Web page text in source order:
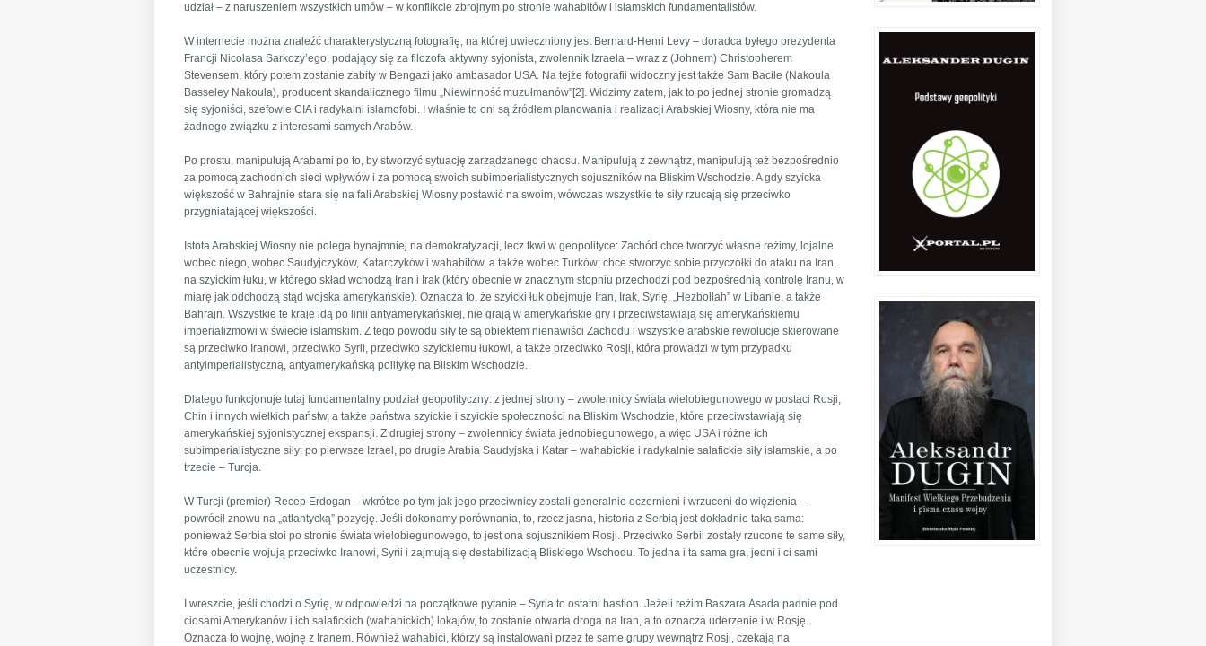
udział – z naruszeniem wszystkich umów – w konflikcie zbrojnym po stronie wahabitów i islamskich fundamentalistów.
W internecie można znaleźć charakterystyczną fotografię, na której uwieczniony jest Bernard-Henri Levy – doradca byłego prezydenta
Francji Nicolasa Sarkozy’ego, podający się za filozofa aktywny syjonista, zwolennik Izraela – wraz z (Johnem) Christopherem
Stevensem, który potem zostanie zabity w Bengazi jako ambasador USA. Na tejże fotografii widoczny jest także Sam Bacile (Nakoula
Basseley Nakoula), producent skandalicznego filmu „Niewinność muzułmanów”[2]. Widzimy zatem, jak to po jednej stronie gromadzą
się syjoniści, szefowie CIA i radykalni islamofobi. I właśnie to oni są źródłem planowania i realizacji Arabskiej Wiosny, która nie ma
żadnego związku z interesami samych Arabów.
Po prostu, manipulują Arabami po to, by stworzyć sytuację zarządzanego chaosu. Manipulują z zewnątrz, manipulują też bezpośrednio
za pomocą zachodnich sieci wpływów i za pomocą swoich subimperialistycznych sojuszników na Bliskim Wschodzie. A gdy szyicka
większość w Bahrajnie stara się na fali Arabskiej Wiosny postawić na swoim, wówczas wszystkie te siły rzucają się przeciwko
przygniatającej większości.
Istota Arabskiej Wiosny nie polega bynajmniej na demokratyzacji, lecz tkwi w geopolityce: Zachód chce tworzyć własne reżimy, lojalne
wobec niego, wobec Saudyjczyków, Katarczyków i wahabitów, a także wobec Turków; chce stworzyć sobie przyczółki do ataku na Iran,
na szyickim łuku, w którego skład wchodzą Iran i Irak (który obecnie w znacznym stopniu przechodzi pod bezpośrednią kontrolę Iranu, w
miarę jak odchodzą stąd wojska amerykańskie). Oznacza to, że szyicki łuk obejmuje Iran, Irak, Syrię, „Hezbollah” w Libanie, a także
Bahrajn. Wszystkie te kraje idą po linii antyamerykańskiej, nie grają w amerykańskie gry i przeciwstawiają się amerykańskiemu
imperializmowi w świecie islamskim. Z tego powodu siły te są obiektem nienawiści Zachodu i wszystkie arabskie rewolucje skierowane
są przeciwko Iranowi, przeciwko Syrii, przeciwko szyickiemu łukowi, a także przeciwko Rosji, która prowadzi w tym przypadku
antyimperialistyczną, antyamerykańską politykę na Bliskim Wschodzie.
Dlatego funkcjonuje tutaj fundamentalny podział geopolityczny: z jednej strony – zwolennicy świata wielobiegunowego w postaci Rosji,
Chin i innych wielkich państw, a także państwa szyickie i szyickie społeczności na Bliskim Wschodzie, które przeciwstawiają się
amerykańskiej syjonistycznej ekspansji. Z drugiej strony – zwolennicy świata jednobiegunowego, a więc USA i różne ich
subimperialistyczne siły: po pierwsze Izrael, po drugie Arabia Saudyjska i Katar – wahabickie i radykalnie salafickie siły islamskie, a po
trzecie – Turcja.
W Turcji (premier) Recep Erdogan – wkrótce po tym jak jego przeciwnicy zostali generalnie oczernieni i wrzuceni do więzienia –
powrócił znowu na „atlantycką” pozycję. Jeśli dokonamy porównania, to, rzecz jasna, historia z Serbią jest dokładnie taka sama:
ponieważ Serbia stoi po stronie świata wielobiegunowego, to jest ona sojusznikiem Rosji. Przeciwko Serbii zostały rzucone te same siły,
które obecnie wojują przeciwko Iranowi, Syrii i zajmują się destabilizacją Bliskiego Wschodu. To jedna i ta sama gra, jedni i ci sami
uczestnicy.
I wreszcie, jeśli chodzi o Syrię, w odpowiedzi na początkowe pytanie – Syria to ostatni bastion. Jeżeli reżim Baszarа Asada padnie pod
ciosami Amerykanów i ich salafickich (wahabickich) lokajów, to zostanie otwarta droga na Iran, a to oznacza uderzenie i w Rosję.
Oznacza to wojnę, wojnę z Iranem. Również wahabici, którzy są instalowani przez te same grupy wewnątrz Rosji, czekają na